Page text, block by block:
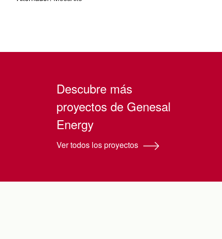
Descubre más
proyectos de Genesal
Energy
Ver todos los proyectos